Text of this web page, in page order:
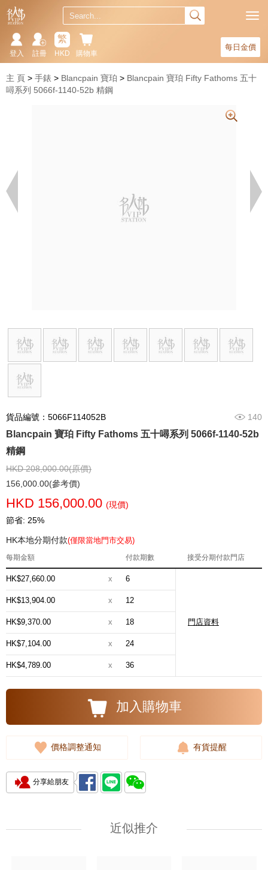
每日金價
購物車
繁
HKD
註冊
登入
主 頁 手錶 Blancpain 寶珀
Blancpain 寶珀 Fifty Fathoms 五十
噚系列 5066f-1140-52b 精鋼
貨品編號：5066F114052B 140
Blancpain 寶珀 Fifty Fathoms 五十噚系列 5066f-1140-52b
精鋼
HKD 208,000.00(原價)
156,000.00(參考價)
HKD 156,000.00 (現價)
節省: 25%
HK本地分期付款(僅限當地門市交易)
每期金額 付款期數 接受分期付款門店
HK$27,660.00 x 6
門店資料
HK$13,904.00 x 12
HK$9,370.00 x 18
HK$7,104.00 x 24
HK$4,789.00 x 36
加入購物車
價格調整通知 有貨提醒
分享給朋友
近似推介